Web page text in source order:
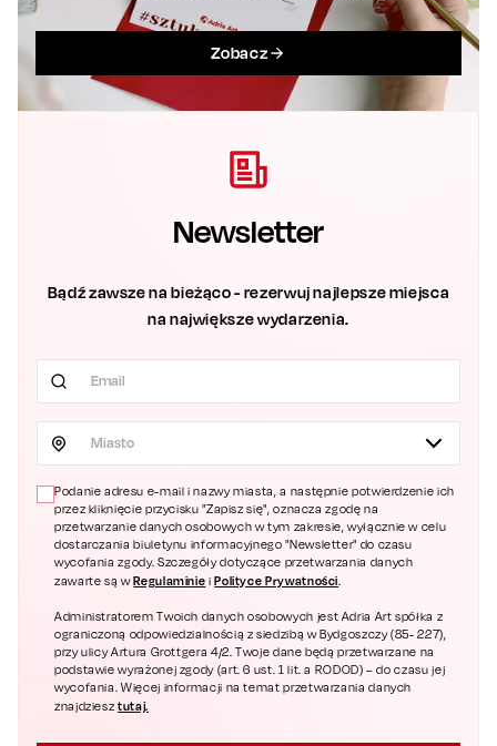
Zobacz
Newsletter
Bądź zawsze na bieżąco - rezerwuj najlepsze miejsca
na największe wydarzenia.
Miasto
Podanie adresu e-mail i nazwy miasta, a następnie potwierdzenie ich
przez kliknięcie przycisku "Zapisz się", oznacza zgodę na
przetwarzanie danych osobowych w tym zakresie, wyłącznie w celu
dostarczania biuletynu informacyjnego "Newsletter" do czasu
wycofania zgody. Szczegóły dotyczące przetwarzania danych
zawarte są wRegulaminie iPolityce Prywatności.
Administratorem Twoich danych osobowych jest Adria Art spółka z
ograniczoną odpowiedzialnością z siedzibą w Bydgoszczy (85- 227),
przy ulicy Artura Grottgera 4/2. Twoje dane będą przetwarzane na
podstawie wyrażonej zgody (art. 6 ust. 1 lit. a RODOD) – do czasu jej
wycofania. Więcej informacji na temat przetwarzania danych
znajdziesztutaj.